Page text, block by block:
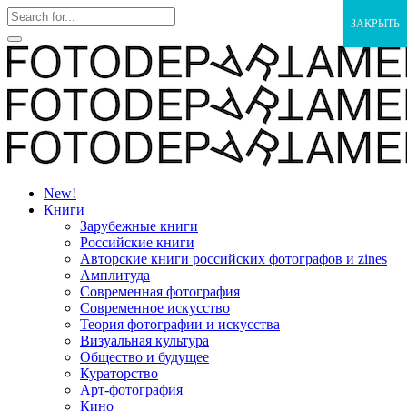
New!
Книги
Зарубежные книги
Российские книги
Авторские книги российских фотографов и zines
Амплитуда
Современная фотография
Современное искусство
Теория фотографии и искусства
Визуальная культура
Общество и будущее
Кураторство
Арт-фотография
Кино
ЗАКРЫТЬ